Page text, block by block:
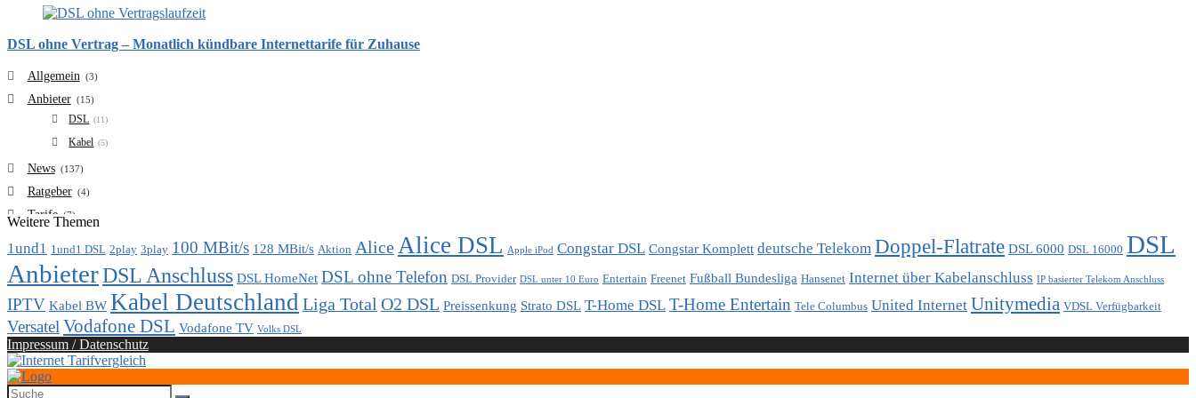
DSL ohne Vertrag – Monatlich kündbare Internettarife für Zuhause
Allgemein (3)
Anbieter (15)
DSL (11)
Kabel (5)
News (137)
Ratgeber (4)
Tarife (7)
Weitere Themen
1und1 1und1 DSL 2play 3play 100 MBit/s 128 MBit/s Aktion AliceAlice DSL Apple iPod Congstar DSL Congstar Komplett deutsche Telekom Doppel-Flatrate DSL 6000 DSL 16000 DSL
AnbieterDSL Anschluss DSL HomeNet DSL ohne Telefon DSL Provider DSL unter 10 Euro Entertain Freenet Fußball Bundesliga Hansenet Internet über Kabelanschluss IP basierter Telekom Anschluss
IPTV Kabel BW Kabel Deutschland Liga Total O2 DSL Preissenkung Strato DSL T-Home DSL T-Home Entertain Tele Columbus United Internet Unitymedia VDSL Verfügbarkeit
Versatel Vodafone DSL Vodafone TV Volks DSL
Impressum / Datenschutz